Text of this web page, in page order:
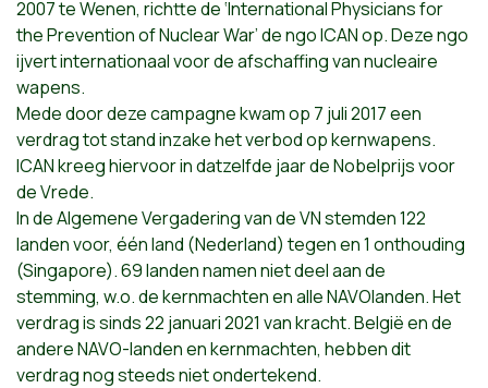
2007 te Wenen, richtte de ‘International Physicians for
the Prevention of Nuclear War’ de ngo ICAN op. Deze ngo
ijvert internationaal voor de afschaffing van nucleaire
wapens.
Mede door deze campagne kwam op 7 juli 2017 een
verdrag tot stand inzake het verbod op kernwapens.
ICAN kreeg hiervoor in datzelfde jaar de Nobelprijs voor
de Vrede.
In de Algemene Vergadering van de VN stemden 122
landen voor, één land (Nederland) tegen en 1 onthouding
(Singapore). 69 landen namen niet deel aan de
stemming, w.o. de kernmachten en alle NAVOlanden. Het
verdrag is sinds 22 januari 2021 van kracht. België en de
andere NAVO-landen en kernmachten, hebben dit
verdrag nog steeds niet ondertekend.